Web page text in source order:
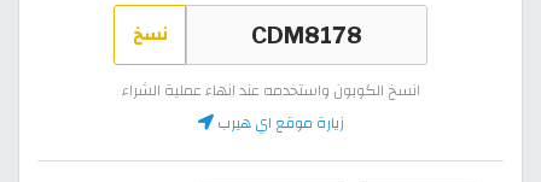
نسخ
انسخ الكوبون واستخدمه عند انهاء عملية الشراء
زيارة موقع اي هيرب